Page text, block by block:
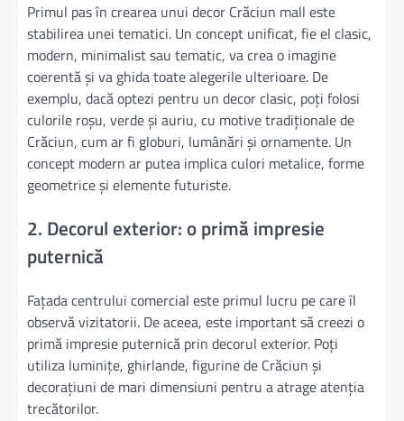
Primul pas în crearea unui decor Crăciun mall este
stabilirea unei tematici. Un concept unificat, fie el clasic,
modern, minimalist sau tematic, va crea o imagine
coerentă și va ghida toate alegerile ulterioare. De
exemplu, dacă optezi pentru un decor clasic, poți folosi
culorile roșu, verde și auriu, cu motive tradiționale de
Crăciun, cum ar fi globuri, lumânări și ornamente. Un
concept modern ar putea implica culori metalice, forme
geometrice și elemente futuriste.
2. Decorul exterior: o primă impresie
puternică
Fațada centrului comercial este primul lucru pe care îl
observă vizitatorii. De aceea, este important să creezi o
primă impresie puternică prin decorul exterior. Poți
utiliza luminițe, ghirlande, figurine de Crăciun și
decorațiuni de mari dimensiuni pentru a atrage atenția
trecătorilor.